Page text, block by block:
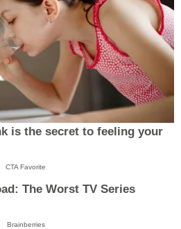
is the secret to feeling your
CTA Favorite
The Worst TV Series
Brainberries